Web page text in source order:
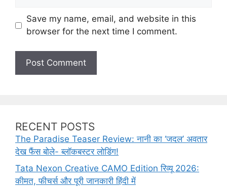
s
t
Save my name, email, and website in this
browser for the next time I comment.
RECENT POSTS
The Paradise Teaser Review: नानी का ‘जदल’ अवतार
देख फैंस बोले- ब्लॉकबस्टर लोडिंग!
Tata Nexon Creative CAMO Edition रिव्यू 2026:
कीमत, फीचर्स और पूरी जानकारी हिंदी में